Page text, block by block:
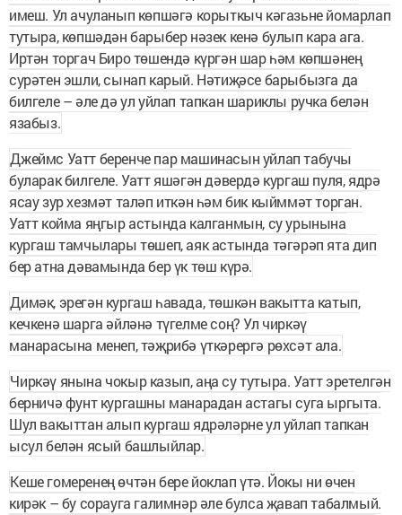
имеш. Ул ачуланып көпшәгә корыткыч кәгазьне йомарлап
тутыра, көпшәдән барыбер нәзек кенә булып кара ага.
Иртән торгач Биро төшендә күргән шар һәм көпшәнең
сурәтен эшли, сынап карый. Нәтиҗәсе барыбызга да
билгеле – әле дә ул уйлап тапкан шариклы ручка белән
язабыз.
Джеймс Уатт беренче пар машинасын уйлап табучы
буларак билгеле. Уатт яшәгән дәвердә кургаш пуля, ядрә
ясау зур хезмәт таләп иткән һәм бик кыйммәт торган.
Уатт койма яңгыр астында калганмын, су урынына
кургаш тамчылары төшеп, аяк астында тәгәрәп ята дип
бер атна дәвамында бер үк төш күрә.
Димәк, эрегән кургаш һавада, төшкән вакытта катып,
кечкенә шарга әйләнә түгелме соң? Ул чиркәү
манарасына менеп, тәҗрибә үткәрергә рөхсәт ала.
Чиркәү янына чокыр казып, аңа су тутыра. Уатт эретелгән
берничә фунт кургашны манарадан астагы суга ыргыта.
Шул вакыттан алып кургаш ядрәләрне ул уйлап тапкан
ысул белән ясый башлыйлар.
Кеше гомеренең өчтән бере йоклап үтә. Йокы ни өчен
кирәк – бу сорауга галимнәр әле булса җавап табалмый.